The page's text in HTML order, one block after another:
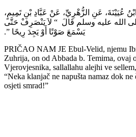
ابْنُ عُيَيْنَةَ، عَنِ الزُّهْرِيِّ، عَنْ عَبَّادِ بْنِ تَمِيمٍ،
الله عليه وسلم قَالَ ‏ “‏ لاَ يَنْصَرِفْ حَتَّى
يَسْمَعَ صَوْتًا أَوْ يَجِدَ رِيحًا ‏”‏‏.‏
PRIČAO NAM JE Ebul-Velid, njemu
Zuhrija, on od Abbada b. Temima, ovaj
Vjerovjesnika, sallallahu alejhi ve
“Neka klanjač ne napušta namaz dok
osjeti smrad!”